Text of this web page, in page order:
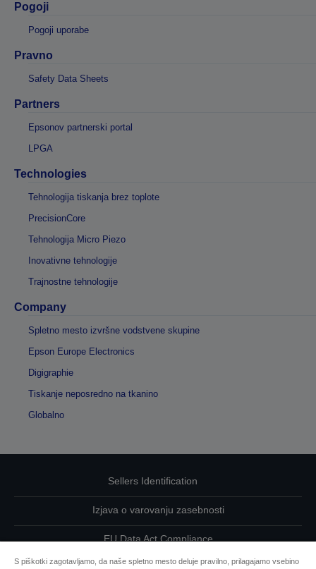
Pogoji
Pogoji uporabe
Pravno
Safety Data Sheets
Partners
Epsonov partnerski portal
LPGA
Technologies
Tehnologija tiskanja brez toplote
PrecisionCore
Tehnologija Micro Piezo
Inovativne tehnologije
Trajnostne tehnologije
Company
Spletno mesto izvršne vodstvene skupine
Epson Europe Electronics
Digigraphie
Tiskanje neposredno na tkanino
Globalno
Sellers Identification
Izjava o varovanju zasebnosti
EU Data Act Compliance
S piškotki zagotavljamo, da naše spletno mesto deluje pravilno, prilagajamo vsebino